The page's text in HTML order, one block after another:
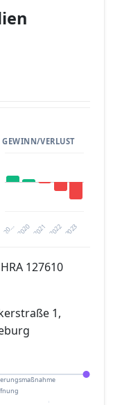
GEWINN/VERLUST
20… 2021 2023
2020 2022
127610
1,